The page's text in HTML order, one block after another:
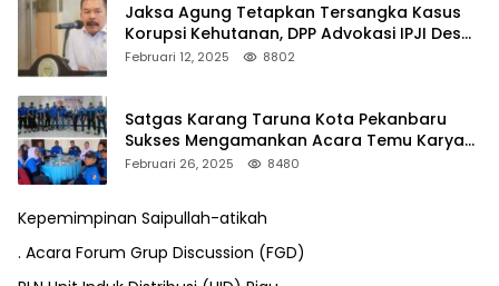
Jaksa Agung Tetapkan Tersangka Kasus
Korupsi Kehutanan, DPP Advokasi IPJI Desak
Pengusutan Pajak RAPP
Februari 12, 2025 8802
Satgas Karang Taruna Kota Pekanbaru
Sukses Mengamankan Acara Temu Karya
VII Karang Taruna Pekanbaru
Februari 26, 2025 8480
Kepemimpinan Saipullah-atikah
. Acara Forum Grup Discussion (FGD)